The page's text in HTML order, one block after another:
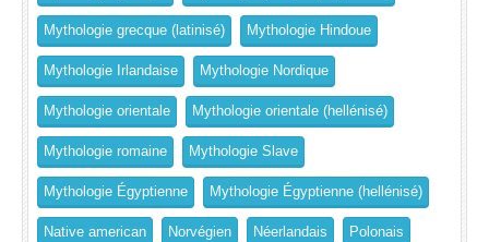
Mythologie grecque (latinisé) Mythologie Hindoue
Mythologie Irlandaise Mythologie Nordique
Mythologie orientale Mythologie orientale (hellénisé)
Mythologie romaine Mythologie Slave
Mythologie Égyptienne Mythologie Égyptienne (hellénisé)
Native american Norvégien Néerlandais Polonais